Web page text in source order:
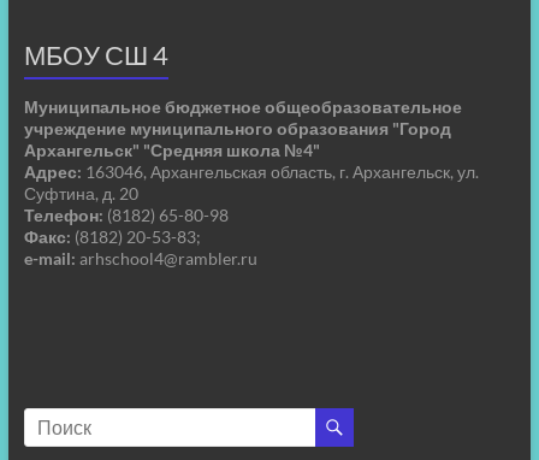
МБОУ СШ 4
Муниципальное бюджетное общеобразовательное
учреждение муниципального образования "Город
Архангельск" "Средняя школа №4"
Адрес: 163046, Архангельская область, г. Архангельск, ул.
Суфтина, д. 20
Телефон: (8182) 65-80-98
Факс: (8182) 20-53-83;
e-mail: arhschool4@rambler.ru